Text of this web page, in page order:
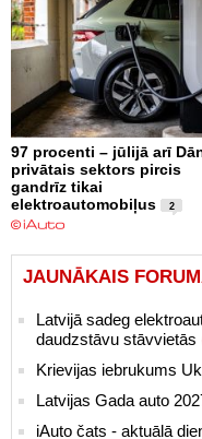
97 procenti – jūlijā arī
privātais sektors pircis
gandrīz tikai
elektroautomobiļus
2
JAUNĀKAIS
Latvijā sadeg
daudzstāvu stāvvietās
Krievijas iebrukums
Latvijas Gada auto
iAuto čats - aktuālā